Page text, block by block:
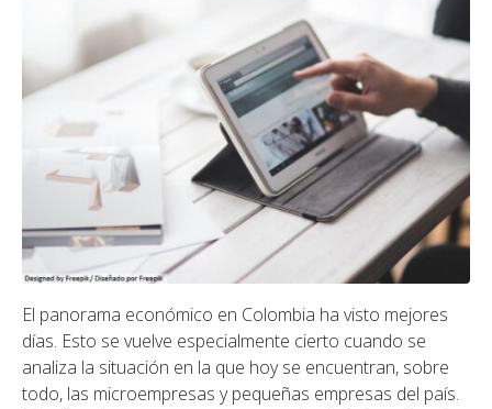
El panorama económico en Colombia ha visto mejores
días. Esto se vuelve especialmente cierto cuando se
analiza la situación en la que hoy se encuentran, sobre
todo, las microempresas y pequeñas empresas del país.